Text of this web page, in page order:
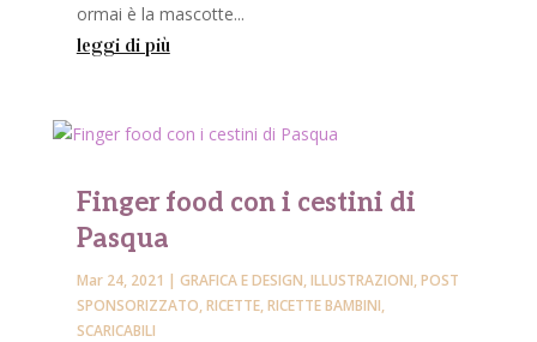
ormai è la mascotte...
leggi di più
Finger food con i cestini di
Pasqua
Mar 24, 2021 | GRAFICA E DESIGN,ILLUSTRAZIONI,POST
SPONSORIZZATO,RICETTE,RICETTE BAMBINI,
SCARICABILI